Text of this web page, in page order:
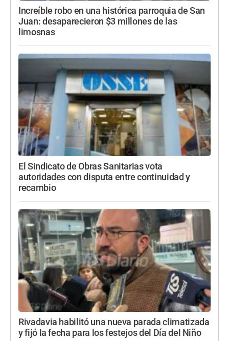
Increíble robo en una histórica parroquia de San
Juan: desaparecieron $3 millones de las
limosnas
El Sindicato de Obras Sanitarias vota
autoridades con disputa entre continuidad y
recambio
Rivadavia habilitó una nueva parada climatizada
y fijó la fecha para los festejos del Día del Niño